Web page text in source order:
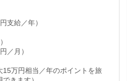
支給／年）
／月）
万円相当／年のポイントを旅